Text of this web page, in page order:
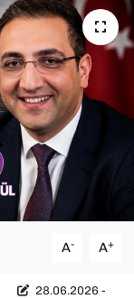
A- A+
28.06.2026 -